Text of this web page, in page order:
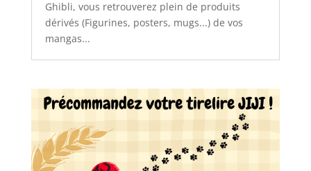
Ghibli, vous retrouverez plein de produits
dérivés (Figurines, posters, mugs...) de vos
mangas...